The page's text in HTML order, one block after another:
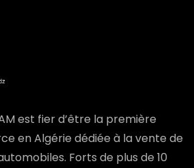
est fier d’être la première
en Algérie dédiée à la vente de
Forts de plus de 10